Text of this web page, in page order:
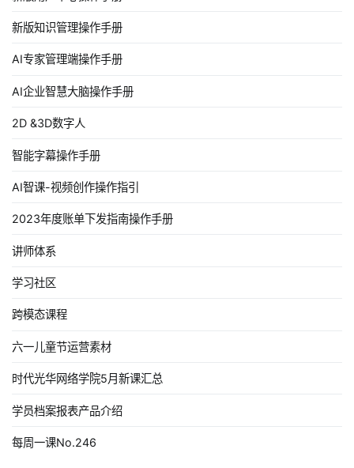
新版知识管理操作手册
AI专家管理端操作手册
AI企业智慧大脑操作手册
2D &3D数字人
智能字幕操作手册
AI智课-视频创作操作指引
2023年度账单下发指南操作手册
讲师体系
学习社区
跨模态课程
六一儿童节运营素材
时代光华网络学院5月新课汇总
学员档案报表产品介绍
每周一课No.246